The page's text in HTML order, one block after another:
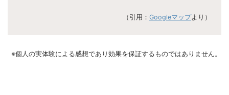
（引用： Googleマップより）
※個人の実体験による感想であり効果を保証するものではありません。